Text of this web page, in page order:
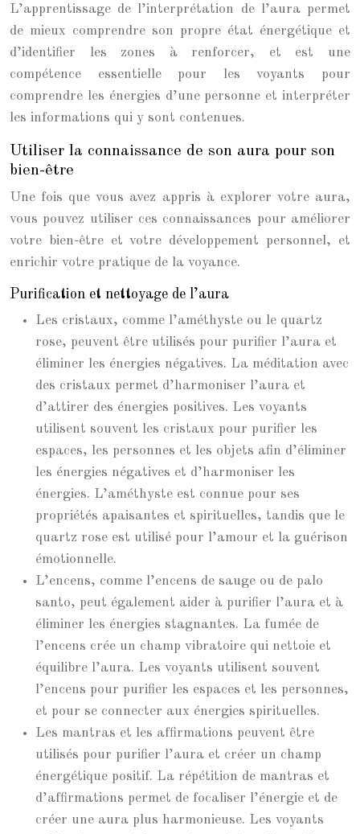
L’apprentissage de l’interprétation de l’aura permet
de mieux comprendre son propre état énergétique et
d’identifier les zones à renforcer, et est une
compétence essentielle pour les voyants pour
comprendre les énergies d’une personne et interpréter
les informations qui y sont contenues.
Utiliser la connaissance de son aura pour son
bien-être
Une fois que vous avez appris à explorer votre aura,
vous pouvez utiliser ces connaissances pour améliorer
votre bien-être et votre développement personnel, et
enrichir votre pratique de la voyance.
Purification et nettoyage de l’aura
Les cristaux, comme l’améthyste ou le quartz
rose, peuvent être utilisés pour purifier l’aura et
éliminer les énergies négatives. La méditation avec
des cristaux permet d’harmoniser l’aura et
d’attirer des énergies positives. Les voyants
utilisent souvent les cristaux pour purifier les
espaces, les personnes et les objets afin d’éliminer
les énergies négatives et d’harmoniser les
énergies. L’améthyste est connue pour ses
propriétés apaisantes et spirituelles, tandis que le
quartz rose est utilisé pour l’amour et la guérison
émotionnelle.
L’encens, comme l’encens de sauge ou de palo
santo, peut également aider à purifier l’aura et à
éliminer les énergies stagnantes. La fumée de
l’encens crée un champ vibratoire qui nettoie et
équilibre l’aura. Les voyants utilisent souvent
l’encens pour purifier les espaces et les personnes,
et pour se connecter aux énergies spirituelles.
Les mantras et les affirmations peuvent être
utilisés pour purifier l’aura et créer un champ
énergétique positif. La répétition de mantras et
d’affirmations permet de focaliser l’énergie et de
créer une aura plus harmonieuse. Les voyants